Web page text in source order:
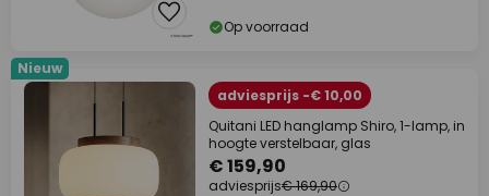
Op voorraad
Nieuw
adviesprijs -€ 10,00
Quitani LED hanglamp Shiro, 1-lamp, in
hoogte verstelbaar, glas
€ 159,90
adviesprijs€ 169,90